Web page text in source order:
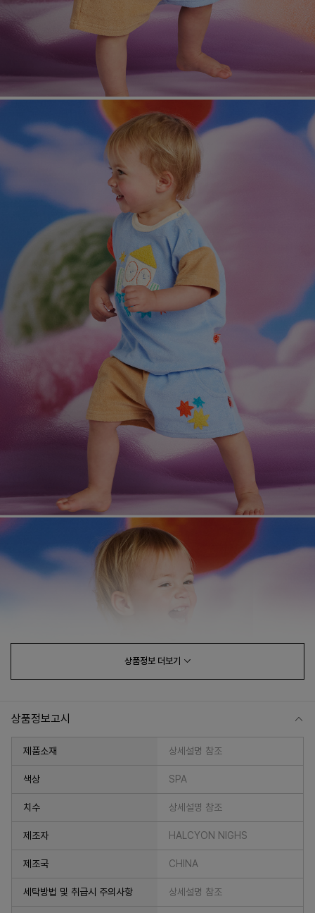
페이코 라이
매
상품정보 더보기
상품정보고시
제품소재 상세설명 참조
색상 SPA
치수 상세설명 참조
제조자 HALCYON NIGHS
제조국 CHINA
세탁방법 및 취급시 주의사항 상세설명 참조